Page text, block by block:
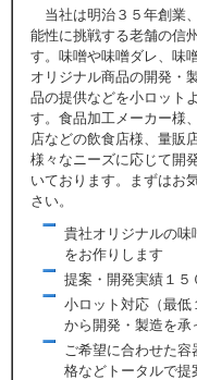
当社は明治３５年創業
能性に挑戦する老舗の信
す。味噌や味噌ダレ、味
オリジナル商品の開発・
品の提供などを小ロット
す。食品加工メーカー様
店などの飲食店様、量販
様々なニーズに応じて開
いております。まずはお
さい。
貴社オリジナルの味
をお作りします
提案・開発実績１５
小ロット対応（最低
から開発・製造を承
ご希望に合わせた容
格などトータルで提